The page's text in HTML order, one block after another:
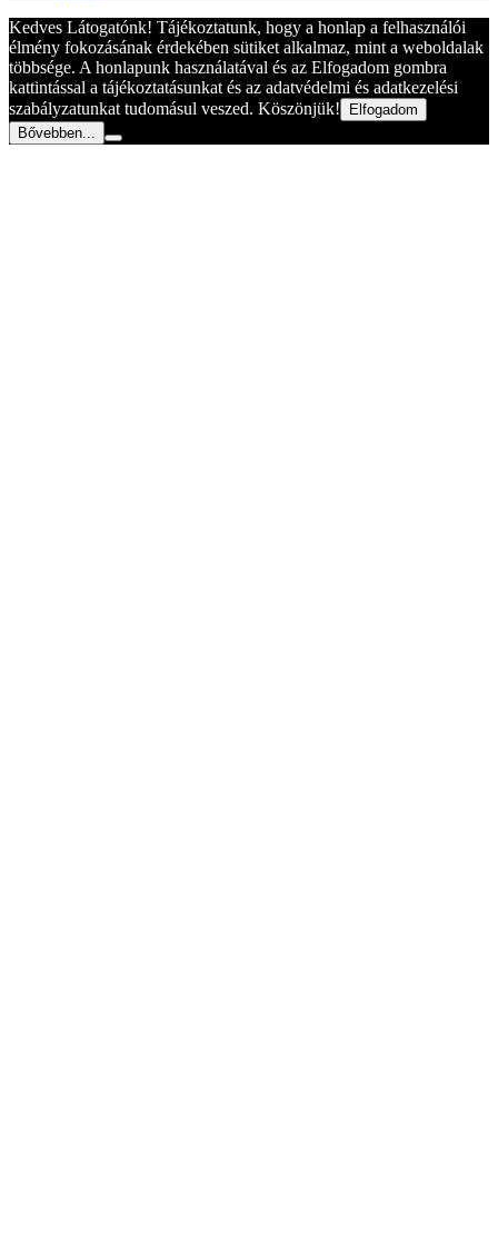
Kedves Látogatónk! Tájékoztatunk, hogy a honlap a felhasználói
élmény fokozásának érdekében sütiket alkalmaz, mint a weboldalak
többsége. A honlapunk használatával és az Elfogadom gombra
kattintással a tájékoztatásunkat és az adatvédelmi és adatkezelési
szabályzatunkat tudomásul veszed. Köszönjük!
Elfogadom
Bővebben...